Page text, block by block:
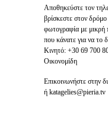
Αποθηκεύστε τον
βρίσκεστε στον
φωτογραφία με μικρή
που κάνατε για να το
Κινητό: +30 69 700
Οικονομίδη
Επικοινωνήστε στην
ή katagelies@pieria.tv